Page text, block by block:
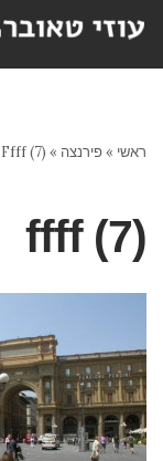
ראשי »פירנצה »
Ffff (7)
ffff (7)